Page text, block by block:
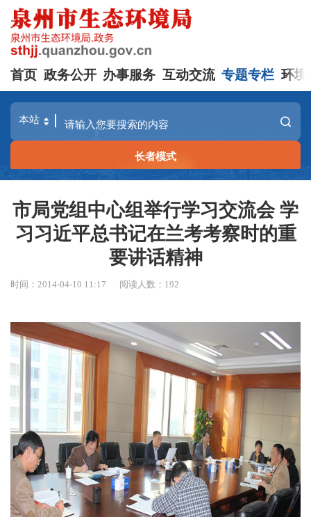
首页 政务公开 办事服务 互动交流 专题专栏 环境
长者模式
市局党组中心组举行学习交流会 学
习习近平总书记在兰考考察时的重
要讲话精神
时间：2014-04-10 11:17 阅读人数： 192